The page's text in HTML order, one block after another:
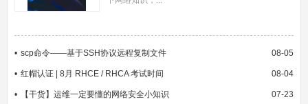
scp命令——基于SSH协议远程复制文件 08-05
红帽认证 | 8月 RHCE / RHCA 考试时间 08-04
【干货】运维一定要懂的网络安全小知识 07-23